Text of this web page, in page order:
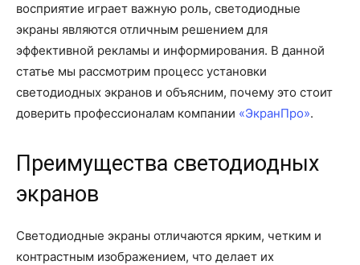
восприятие играет важную роль, светодиодные
экраны являются отличным решением для
эффективной рекламы и информирования. В данной
статье мы рассмотрим процесс установки
светодиодных экранов и объясним, почему это стоит
доверить профессионалам компании «ЭкранПро».
Преимущества светодиодных
экранов
Светодиодные экраны отличаются ярким, четким и
контрастным изображением, что делает их